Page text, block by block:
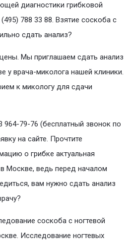
диагностики грибковой
788 33 88. Взятие соскоба с
сдать анализ?
Мы приглашаем сдать анализ
у врача-миколога нашей клиники.
к микологу для сдачи
964-79-76 (бесплатный звонок по
на сайте. Прочтите
о грибке актуальная
Москве, ведь перед началом
вам нужно сдать анализ
соскоба с ногтевой
Исследование ногтевых